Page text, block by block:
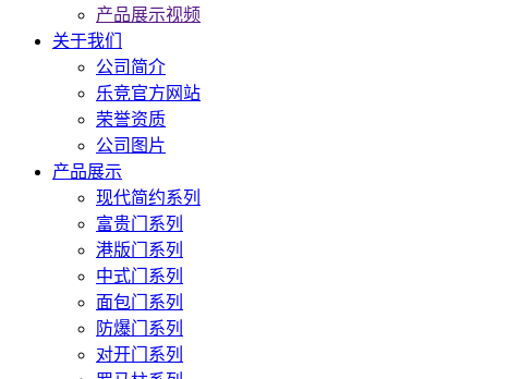
产品展示视频
关于我们
公司简介
乐竞官方网站
荣誉资质
公司图片
产品展示
现代简约系列
富贵门系列
港版门系列
中式门系列
面包门系列
防爆门系列
对开门系列